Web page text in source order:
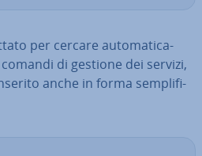
per cercare au­to­ma­ti­ca­
di gestione dei servizi,
anche in forma sem­pli­fi­